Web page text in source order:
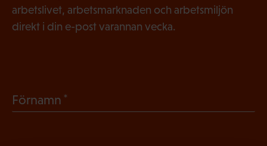
arbetslivet, arbetsmarknaden och arbetsmiljön
direkt i din e-post varannan vecka.
Förnamn